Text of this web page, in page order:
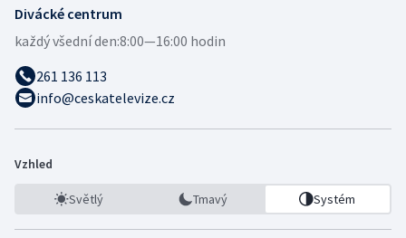
Divácké centrum
každý všední den:8:00—16:00 hodin
261 136 113
info@ceskatelevize.cz
Vzhled
Světlý Tmavý Systém